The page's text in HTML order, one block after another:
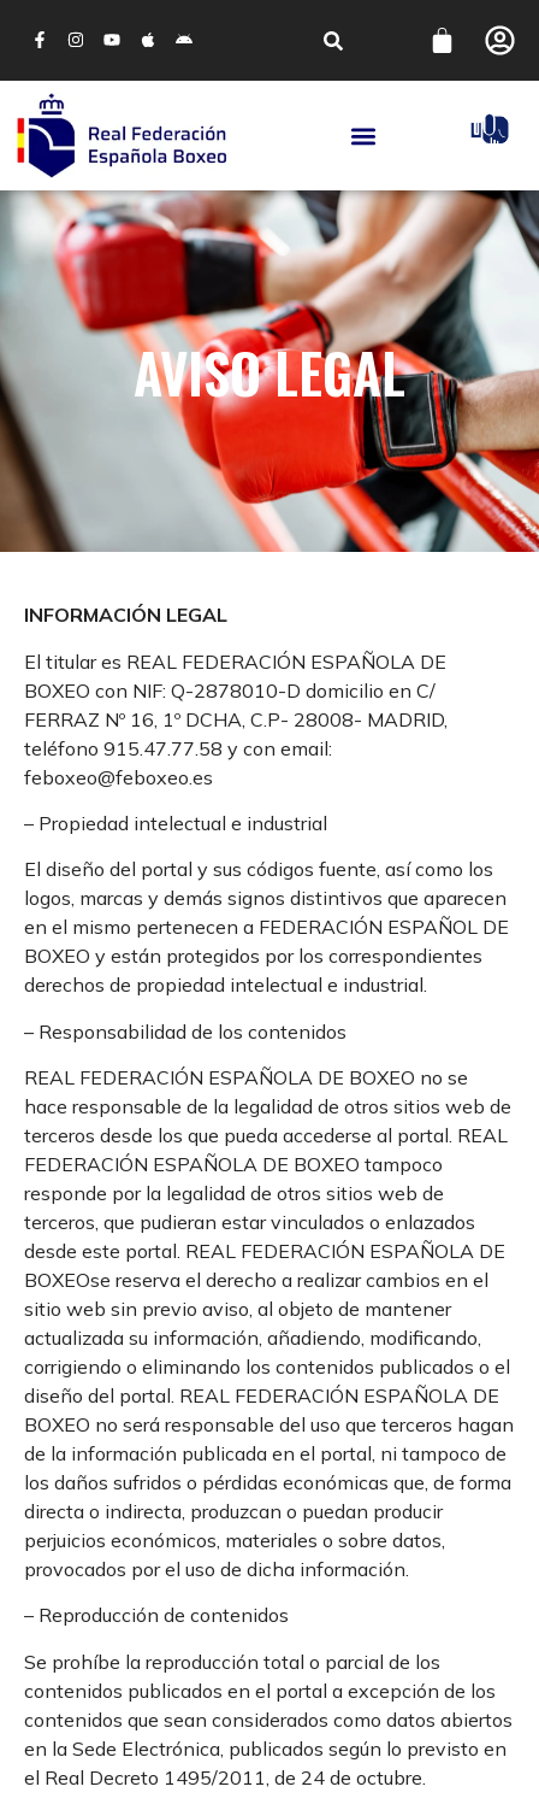
AVISO LEGAL
INFORMACIÓN LEGAL
El titular es REAL FEDERACIÓN ESPAÑOLA DE
BOXEO con NIF: Q-2878010-D domicilio en C/
FERRAZ Nº 16, 1º DCHA, C.P- 28008- MADRID,
teléfono 915.47.77.58 y con email:
feboxeo@feboxeo.es
– Propiedad intelectual e industrial
El diseño del portal y sus códigos fuente, así como los
logos, marcas y demás signos distintivos que aparecen
en el mismo pertenecen a FEDERACIÓN ESPAÑOL DE
BOXEO y están protegidos por los correspondientes
derechos de propiedad intelectual e industrial.
– Responsabilidad de los contenidos
REAL FEDERACIÓN ESPAÑOLA DE BOXEO no se
hace responsable de la legalidad de otros sitios web de
terceros desde los que pueda accederse al portal. REAL
FEDERACIÓN ESPAÑOLA DE BOXEO tampoco
responde por la legalidad de otros sitios web de
terceros, que pudieran estar vinculados o enlazados
desde este portal. REAL FEDERACIÓN ESPAÑOLA DE
BOXEOse reserva el derecho a realizar cambios en el
sitio web sin previo aviso, al objeto de mantener
actualizada su información, añadiendo, modificando,
corrigiendo o eliminando los contenidos publicados o el
diseño del portal. REAL FEDERACIÓN ESPAÑOLA DE
BOXEO no será responsable del uso que terceros hagan
de la información publicada en el portal, ni tampoco de
los daños sufridos o pérdidas económicas que, de forma
directa o indirecta, produzcan o puedan producir
perjuicios económicos, materiales o sobre datos,
provocados por el uso de dicha información.
– Reproducción de contenidos
Se prohíbe la reproducción total o parcial de los
contenidos publicados en el portal a excepción de los
contenidos que sean considerados como datos abiertos
en la Sede Electrónica, publicados según lo previsto en
el Real Decreto 1495/2011, de 24 de octubre.